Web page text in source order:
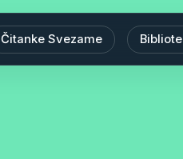
Čitanke Svezame